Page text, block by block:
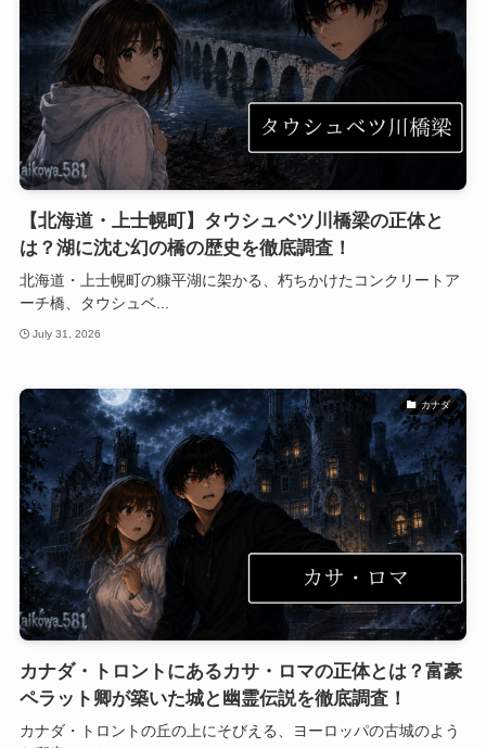
【北海道・上士幌町】タウシュベツ川橋梁の正体と
は？湖に沈む幻の橋の歴史を徹底調査！
北海道・上士幌町の糠平湖に架かる、朽ちかけたコンクリートア
ーチ橋、タウシュベ...
July 31, 2026
カナダ
カナダ・トロントにあるカサ・ロマの正体とは？富豪
ペラット卿が築いた城と幽霊伝説を徹底調査！
カナダ・トロントの丘の上にそびえる、ヨーロッパの古城のよう